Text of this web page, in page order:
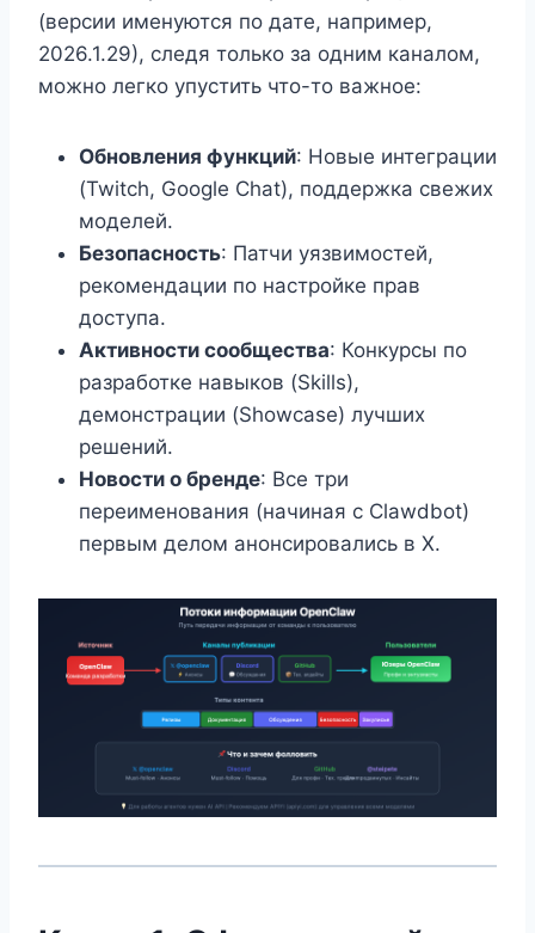
(версии именуются по дате, например,
2026.1.29), следя только за одним каналом,
можно легко упустить что-то важное:
Обновления функций: Новые интеграции
(Twitch, Google Chat), поддержка свежих
моделей.
Безопасность: Патчи уязвимостей,
рекомендации по настройке прав
доступа.
Активности сообщества: Конкурсы по
разработке навыков (Skills),
демонстрации (Showcase) лучших
решений.
Новости о бренде: Все три
переименования (начиная с Clawdbot)
первым делом анонсировались в X.